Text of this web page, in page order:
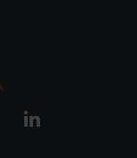
YouTube